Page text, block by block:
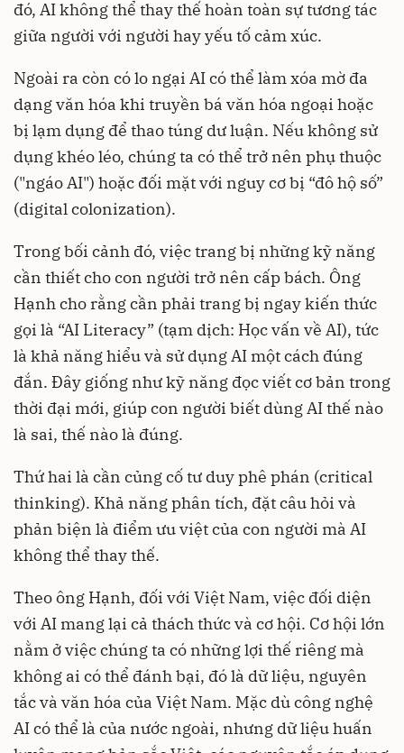
đó, AI không thể thay thế hoàn toàn sự tương tác
giữa người với người hay yếu tố cảm xúc.
Ngoài ra còn có lo ngại AI có thể làm xóa mờ đa
dạng văn hóa khi truyền bá văn hóa ngoại hoặc
bị lạm dụng để thao túng dư luận. Nếu không sử
dụng khéo léo, chúng ta có thể trở nên phụ thuộc
("ngáo AI") hoặc đối mặt với nguy cơ bị “đô hộ số”
(digital colonization).
Trong bối cảnh đó, việc trang bị những kỹ năng
cần thiết cho con người trở nên cấp bách. Ông
Hạnh cho rằng cần phải trang bị ngay kiến thức
gọi là “AI Literacy” (tạm dịch: Học vấn về AI), tức
là khả năng hiểu và sử dụng AI một cách đúng
đắn. Đây giống như kỹ năng đọc viết cơ bản trong
thời đại mới, giúp con người biết dùng AI thế nào
là sai, thế nào là đúng.
Thứ hai là cần củng cố tư duy phê phán (critical
thinking). Khả năng phân tích, đặt câu hỏi và
phản biện là điểm ưu việt của con người mà AI
không thể thay thế.
Theo ông Hạnh, đối với Việt Nam, việc đối diện
với AI mang lại cả thách thức và cơ hội. Cơ hội lớn
nằm ở việc chúng ta có những lợi thế riêng mà
không ai có thể đánh bại, đó là dữ liệu, nguyên
tắc và văn hóa của Việt Nam. Mặc dù công nghệ
AI có thể là của nước ngoài, nhưng dữ liệu huấn